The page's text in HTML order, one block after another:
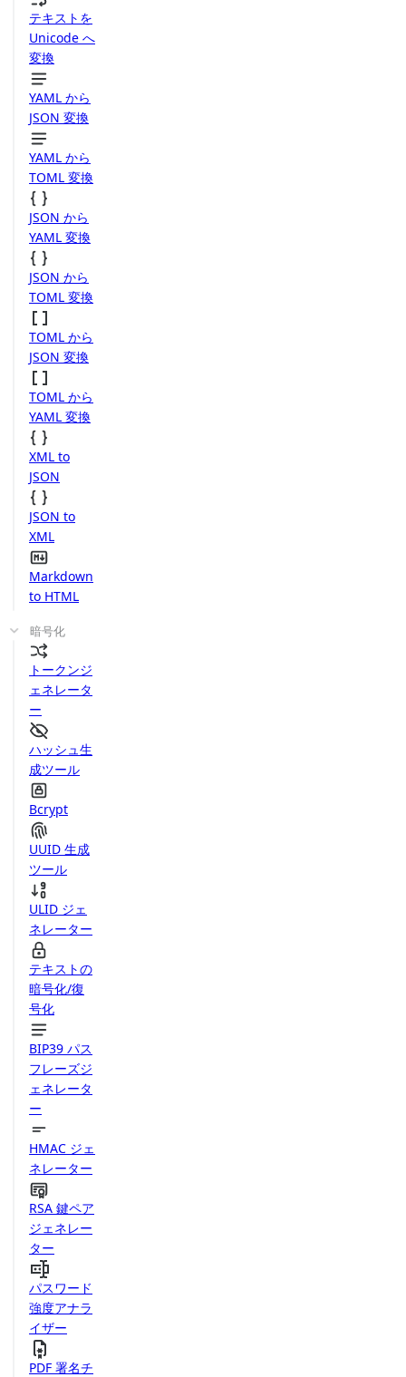
テキストを
Unicode へ
変換
YAML から
JSON 変換
YAML から
TOML 変換
JSON から
YAML 変換
JSON から
TOML 変換
TOML から
JSON 変換
TOML から
YAML 変換
XML to
JSON
JSON to
XML
Markdown
to HTML
暗号化
トークンジ
ェネレータ
ー
ハッシュ生
成ツール
Bcrypt
UUID 生成
ツール
ULID ジェ
ネレーター
テキストの
暗号化/復
号化
BIP39 パス
フレーズジ
ェネレータ
ー
HMAC ジェ
ネレーター
RSA 鍵ペア
ジェネレー
ター
パスワード
強度アナラ
イザー
PDF 署名チ